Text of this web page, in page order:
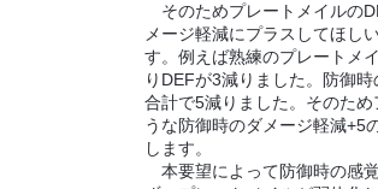
そのためプレートメイルの
メージ軽減にプラスしてほし
す。例えば熟練のプレートメ
りDEFが3減りました。防御
合計で5減りました。そのため
うな防御時のダメージ軽減+5
します。
本要望によって防御時の感